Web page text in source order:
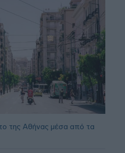
της Αθήνας μέσα από τα